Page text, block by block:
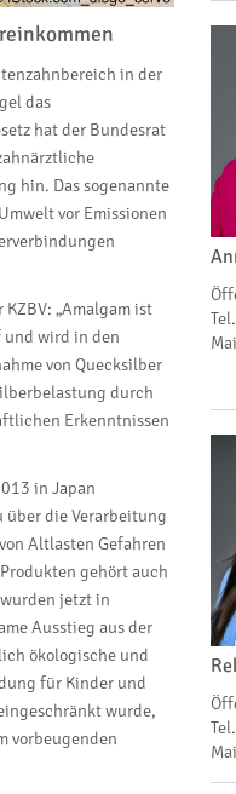
in der
das
hat der Bundesrat
hin. Das sogenannte
vor Emissionen
„Amalgam ist
und wird in den
von Quecksilber
durch
Erkenntnissen
in Japan
über die Verarbeitung
Altlasten Gefahren
gehört auch
jetzt in
Ausstieg aus der
ökologische und
für Kinder und
wurde,
vorbeugenden